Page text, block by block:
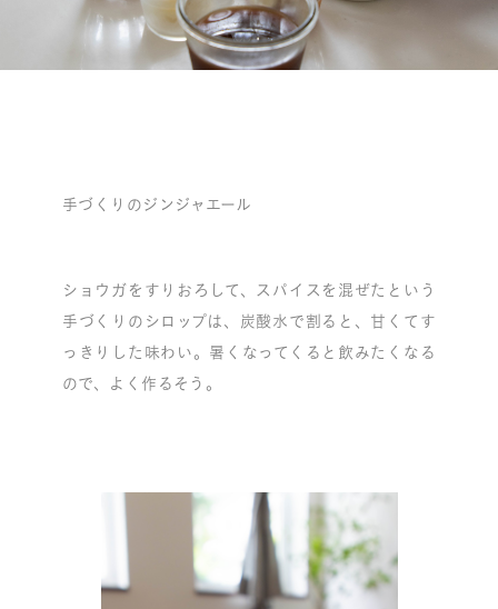
手づくりのジンジャエール
ショウガをすりおろして、スパイスを混ぜたという
手づくりのシロップは、炭酸水で割ると、甘くてす
っきりした味わい。暑くなってくると飲みたくなる
ので、よく作るそう。